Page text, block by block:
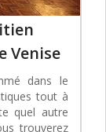
Venise
dans le
tout à
quel autre
trouverez